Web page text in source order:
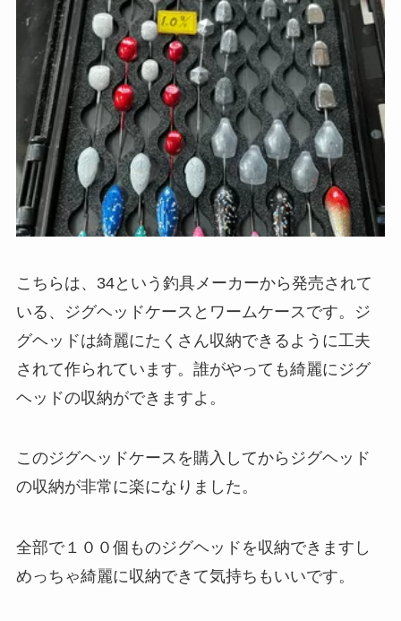
こちらは、34という釣具メーカーから発売されて
いる、ジグヘッドケースとワームケースです。ジ
グヘッドは綺麗にたくさん収納できるように工夫
されて作られています。誰がやっても綺麗にジグ
ヘッドの収納ができますよ。
このジグヘッドケースを購入してからジグヘッド
の収納が非常に楽になりました。
全部で１００個ものジグヘッドを収納できますし
めっちゃ綺麗に収納できて気持ちもいいです。